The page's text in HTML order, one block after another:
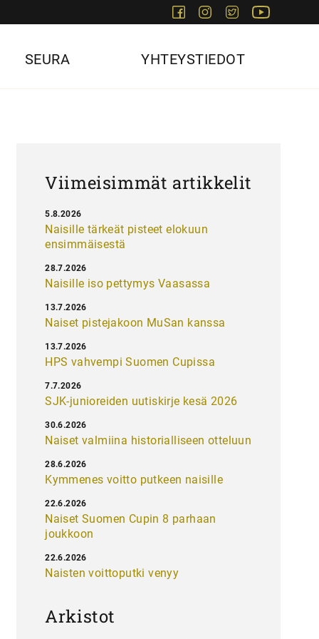
FacebookInstagram
Twitter
SEURA YHTEYSTIEDOT
Viimeisimmät artikkelit
Naisille tärkeät pisteet elokuun
ensimmäisestä
5.8.2026
Naisille iso pettymys Vaasassa
28.7.2026
Naiset pistejakoon MuSan kanssa
13.7.2026
HPS vahvempi Suomen Cupissa
13.7.2026
SJK-junioreiden uutiskirje kesä 2026
7.7.2026
Naiset valmiina historialliseen otteluun
30.6.2026
Kymmenes voitto putkeen naisille
28.6.2026
Naiset Suomen Cupin 8 parhaan
joukkoon
22.6.2026
Naisten voittoputki venyy
22.6.2026
Arkistot